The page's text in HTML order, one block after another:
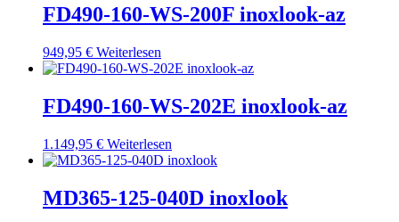
FD490-160-WS-200F inoxlook-az
949,95 € Weiterlesen
FD490-160-WS-202E inoxlook-az
1.149,95 € Weiterlesen
MD365-125-040D inoxlook